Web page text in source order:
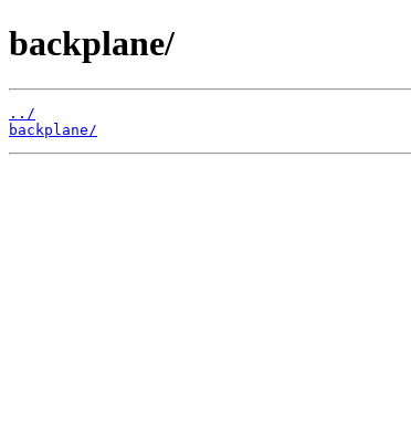
backplane/
../
backplane/